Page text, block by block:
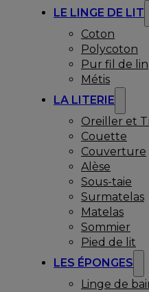
LE LINGE DE LIT
Coton
Polycoton
Pur fil de lin
Métis
LA LITERIE
Oreiller et
Couette
Couverture
Alèse
Sous-taie
Surmatelas
Matelas
Sommier
Pied de lit
LES ÉPONGES
Linge de